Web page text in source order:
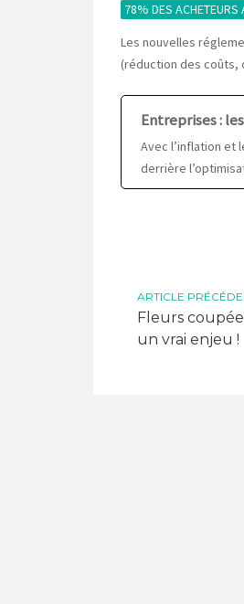
78% DES ACHETEURS
Les nouvelles
(réduction des coûts,
Entreprises :
Avec l’inflation et
derrière
ARTICLE
Fleurs
un vrai enjeu !